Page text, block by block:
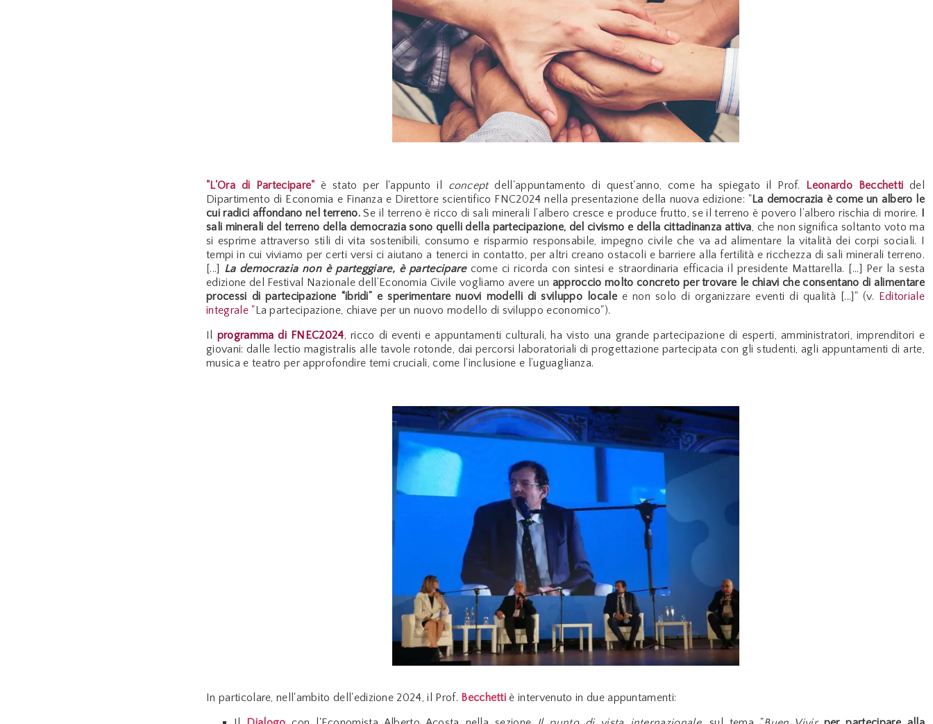
"L'Ora di Partecipare" è stato per l'appunto il conceptdell'appuntamento di quest'anno, come ha spiegato il Prof. Leonardo Becchetti del
Dipartimento di Economia e Finanza e Direttore scientifico FNC2024 nella presentazione della nuova edizione: "La democrazia è come un albero le
cui radici affondano nel terreno. Se il terreno è ricco di sali minerali l’albero cresce e produce frutto, se il terreno è povero l’albero rischia di morire. I
sali minerali del terreno della democrazia sono quelli della partecipazione, del civismo e della cittadinanza attiva, che non significa soltanto voto ma
si esprime attraverso stili di vita sostenibili, consumo e risparmio responsabile, impegno civile che va ad alimentare la vitalità dei corpi sociali. I
tempi in cui viviamo per certi versi ci aiutano a tenerci in contatto, per altri creano ostacoli e barriere alla fertilità e ricchezza di sali minerali terreno.
[...] La democrazia non è parteggiare, è parteciparecome ci ricorda con sintesi e straordinaria efficacia il presidente Mattarella. [...] Per la sesta
edizione del Festival Nazionale dell’Economia Civile vogliamo avere un approccio molto concreto per trovare le chiavi che consentano di alimentare
processi di partecipazione “ibridi” e sperimentare nuovi modelli di sviluppo localee non solo di organizzare eventi di qualità [...]" (v. Editoriale
integrale "La partecipazione, chiave per un nuovo modello di sviluppo economico").
Il programma di FNEC2024, ricco di eventi e appuntamenti culturali, ha visto una grande partecipazione di esperti, amministratori, imprenditori e
giovani: dalle lectio magistralis alle tavole rotonde, dai percorsi laboratoriali di progettazione partecipata con gli studenti, agli appuntamenti di arte,
musica e teatro per approfondire temi cruciali, come l’inclusione e l’uguaglianza.
In particolare, nell'ambito dell'edizione 2024, il Prof. Becchetti è intervenuto in due appuntamenti: